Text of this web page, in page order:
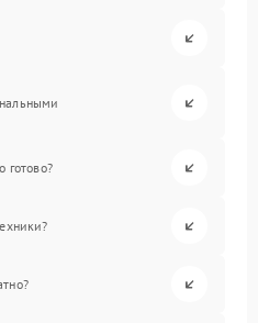
готово?